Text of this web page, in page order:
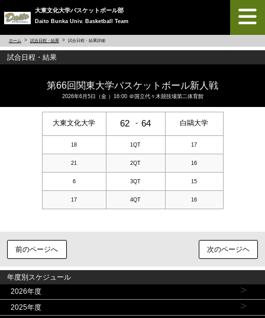
大東文化大学バスケットボール部
Daito Bunka Univ. Basketball Team
ホーム 試合日程・結果 試合日程・結果詳細
試合日程・結果
第66回関東大学バスケットボール新人戦
2026年6月5日（金 ）16:00 ＠ 国立代々木競技場第二体育館
大東文化大学 62 - 64 白鷗大学
18 1QT 17
21 2QT 16
6 3QT 15
17 4QT 16
前のページへ 次のページヘ
年度別スケジュール
2026年度
>
2025年度 >